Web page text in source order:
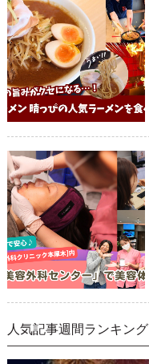
人気記事週間ランキング